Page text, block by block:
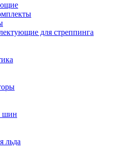
для стреппинга
шин
льда